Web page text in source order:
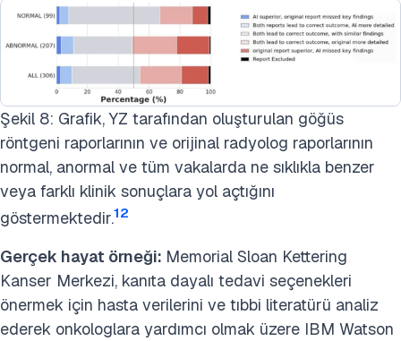
Şekil 8: Grafik, YZ tarafından oluşturulan göğüs
röntgeni raporlarının ve orijinal radyolog raporlarının
normal, anormal ve tüm vakalarda ne sıklıkla benzer
veya farklı klinik sonuçlara yol açtığını
göstermektedir.12
Gerçek hayat örneği: Memorial Sloan Kettering
Kanser Merkezi, kanıta dayalı tedavi seçenekleri
önermek için hasta verilerini ve tıbbi literatürü analiz
ederek onkologlara yardımcı olmak üzere IBM Watson